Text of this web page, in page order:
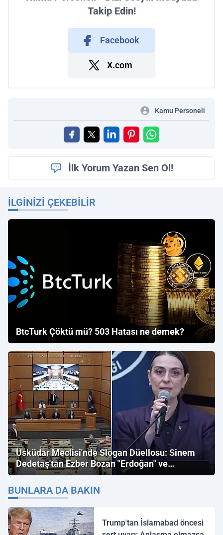
Takip Edin!
Facebook
X.com
Kamu Personeli
İlk Yorum Yazan Sen Ol!
İLGINIZI ÇEKEBILIR
BtcTurk Çöktü mü? 503 Hatası ne demek?
Üsküdar Meclisi'nde Slogan Düellosu: Sinem
Dedetaş'tan Ezber Bozan "Erdoğan" ve
"İmamoğlu" Çıkışı!
BUNLARA DA BAKIN
Trump'tan İslamabad öncesi